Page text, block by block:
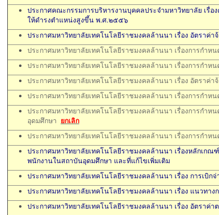
ประกาศคณะกรรมการบริหารงานบุคคลประจำมหาวิทยาลัย เ
ให้ดำรงตำแหน่งสูงขึ้น พ.ศ.๒๕๕๖
ประกาศมหาวิทยาลัยเทคโนโลยีราชมงคลล้านนา เรื่อง อัตราค่า
ประกาศมหาวิทยาลัยเทคโนโลยีราชมงคลล้านนา เรื่องการกำ
ประกาศมหาวิทยาลัยเทคโนโลยีราชมงคลล้านนา เรื่องการกำ
ประกาศมหาวิทยาลัยเทคโนโลยีราชมงคลล้านนา เรื่อง อัตราค่
ประกาศมหาวิทยาลัยเทคโนโลยีราชมงคลล้านนา เรื่องการกำห
ประกาศมหาวิทยาลัยเทคโนโลยีราชมงคลล้านนา เรื่องการก
อุดมศึกษา ยกเลิก
ประกาศมหาวิทยาลัยเทคโนโลยีราชมงคลล้านนา เรื่องการกำห
ประกาศมหาวิทยาลัยเทคโนโลยีราชมงคลล้านนา เรื่องหลักเกณ
พนักงานในสถาบันอุดมศึกษา และที่แก้ไขเพิ่มเติม
ประกาศมหาวิทยาลัยเทคโนโลยีราชมงคลล้านนา เรื่อง การเบิ
ประกาศมหาวิทยาลัยเทคโนโลยีราชมงคลล้านนา เรื่อง แนวทา
ประกาศมหาวิทยาลัยเทคโนโลยีราชมงคลล้านนา เรื่อง อัตราค่